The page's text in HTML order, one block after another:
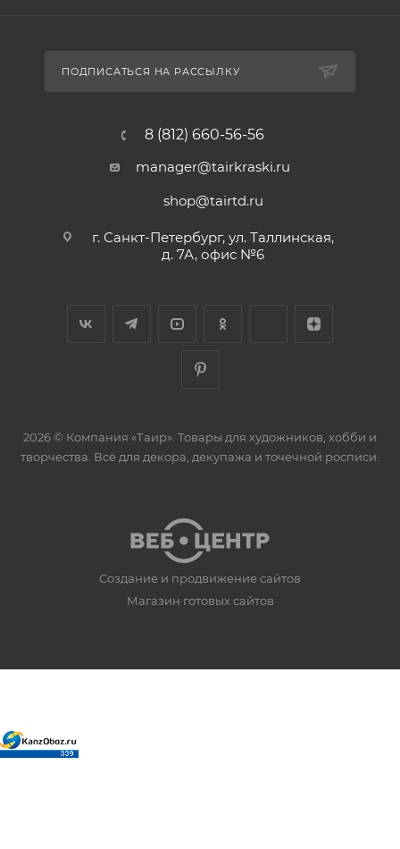
ПОДПИСАТЬСЯ НА РАССЫЛКУ
8 (812) 660-56-56
manager@tairkraski.ru
shop@tairtd.ru
г. Санкт-Петербург, ул. Таллинская,
д. 7А, офис №6
2026 © Компания «Таир». Товары для художников, хобби и
творчества. Всё для декора, декупажа и точечной росписи.
Создание и продвижение сайтов
Магазин готовых сайтов